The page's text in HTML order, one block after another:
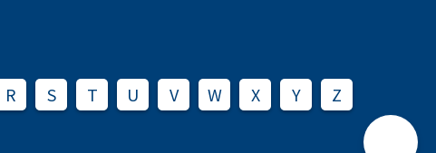
R S T U V W X Y
Z